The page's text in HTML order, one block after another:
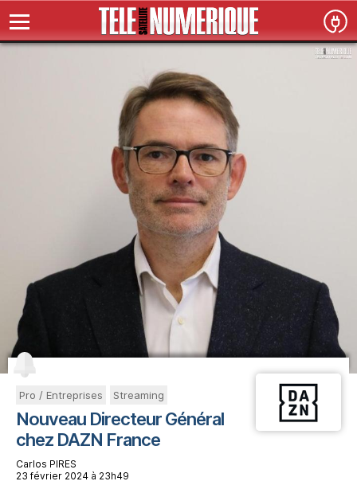
Pro / Entreprises Streaming
Nouveau Directeur Général
chez DAZN France
Carlos PIRES
23 février 2024 à 23h49